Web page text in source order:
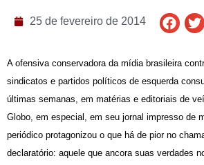
25 de fevereiro de 2014
A ofensiva conservadora da mídia brasileira
sindicatos e partidos políticos de esquerda
últimas semanas, em matérias e editoriais de
Globo, em especial, em seu jornal impresso de
periódico protagonizou o que há de pior no
declaratório: aquele que ancora suas verdades